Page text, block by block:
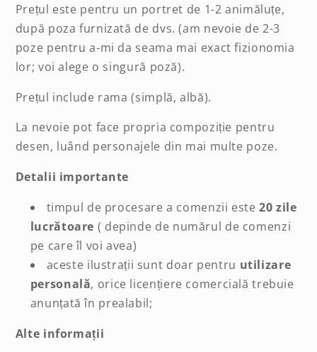
Prețul este pentru un portret de 1-2 animăluțe,
după poza furnizată de dvs. (am nevoie de 2-3
poze pentru a-mi da seama mai exact fizionomia
lor; voi alege o singură poză).
Prețul include rama (simplă, albă).
La nevoie pot face propria compoziție pentru
desen, luând personajele din mai multe poze.
Detalii importante
timpul de procesare a comenzii este 20 zile
lucrătoare ( depinde de numărul de comenzi
pe care îl voi avea)
aceste ilustrații sunt doar pentru utilizare
personală, orice licențiere comercială trebuie
anunțată în prealabil;
Alte informații